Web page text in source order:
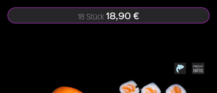
18 Stück 18,90 €